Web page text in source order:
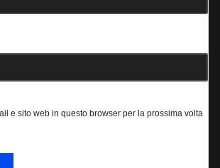
e sito web in questo browser per la prossima volta